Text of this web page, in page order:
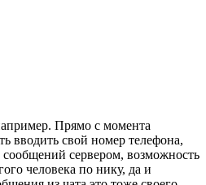
Прямо с момента
вводить свой номер телефона,
сервером, возможность
человека по нику, да и